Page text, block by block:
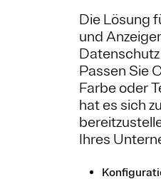
Die Lösung
und
Passen Sie
Farbe oder
hat es sich
Ihres